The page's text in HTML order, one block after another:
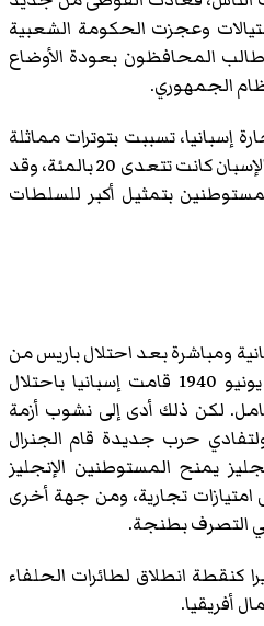
وعجزت الحكومة الشعبية
المحافظون بعودة الأوضاع
الجمهوري.
إسبانيا، تسببت بتوترات مماثلة
في طنجة حيث نسبة السكان الإسبان كانت تتعدى 20 بالمئة، وقد
بتمثيل أكبر للسلطات
ومباشرة بعد احتلال باريس من
طرف القوات النازية، يوم 14 يونيو 1940 قامت إسبانيا باحتلال
لكن ذلك أدى إلى نشوب أزمة
ولتفادي حرب جديدة قام الجنرال
يمنح المستوطنين الإنجليز
امتيازات تجارية، ومن جهة أخرى
في التصرف بطنجة.
كنقطة انطلاق لطائرات الحلفاء
أفريقيا.